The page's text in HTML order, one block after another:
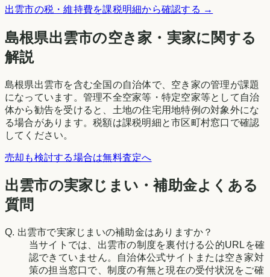
出雲市の税・維持費を課税明細から確認する →
島根県出雲市の空き家・実家に関する
解説
島根県出雲市を含む全国の自治体で、空き家の管理が課題
になっています。管理不全空家等・特定空家等として自治
体から勧告を受けると、土地の住宅用地特例の対象外にな
る場合があります。税額は課税明細と市区町村窓口で確認
してください。
売却も検討する場合は無料査定へ
出雲市の実家じまい・補助金よくある
質問
Q. 出雲市で実家じまいの補助金はありますか？
当サイトでは、出雲市の制度を裏付ける公的URLを確
認できていません。自治体公式サイトまたは空き家対
策の担当窓口で、制度の有無と現在の受付状況をご確